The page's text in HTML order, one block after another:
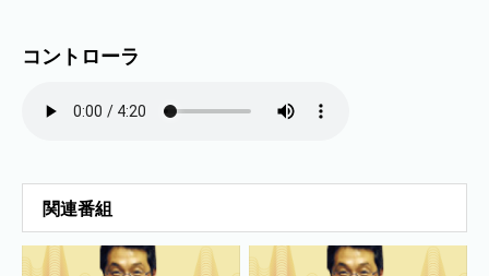
コントローラ
関連番組